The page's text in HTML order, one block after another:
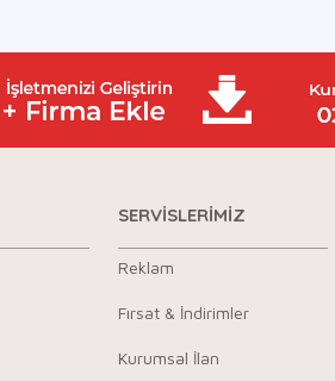
SERVİSLERİMİZ
Reklam
Fırsat & İndirimler
Kurumsal İlan